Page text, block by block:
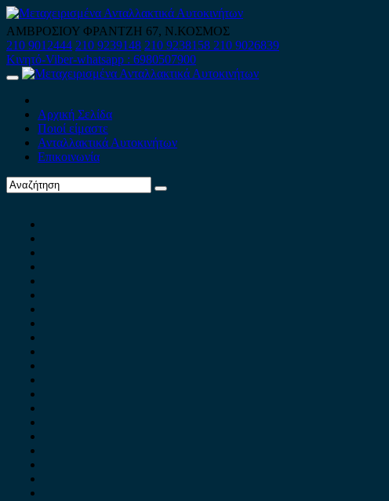
Skip
to
content
ΑΜΒΡΟΣΙΟΥ ΦΡΑΝΤΖΗ 67, Ν.ΚΟΣΜΟΣ
210 9012444 210 9239148 210 9238158 210 9026839
Κινητό-Viber-whatsapp : 6980507900
Primary
Αρχική Σελίδα
Ποιοί είμαστε
Ανταλλακτικά Αυτοκινήτων
Επικοινωνία